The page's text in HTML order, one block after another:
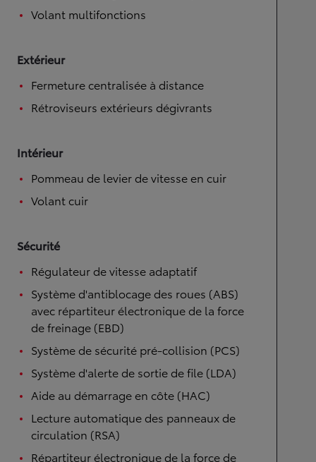
Volant multifonctions
Extérieur
Fermeture centralisée à distance
Rétroviseurs extérieurs dégivrants
Intérieur
Pommeau de levier de vitesse en cuir
Volant cuir
Sécurité
Régulateur de vitesse adaptatif
Système d'antiblocage des roues (ABS)
avec répartiteur électronique de la force
de freinage (EBD)
Système de sécurité pré-collision (PCS)
Système d'alerte de sortie de file (LDA)
Aide au démarrage en côte (HAC)
Lecture automatique des panneaux de
circulation (RSA)
Répartiteur électronique de la force de